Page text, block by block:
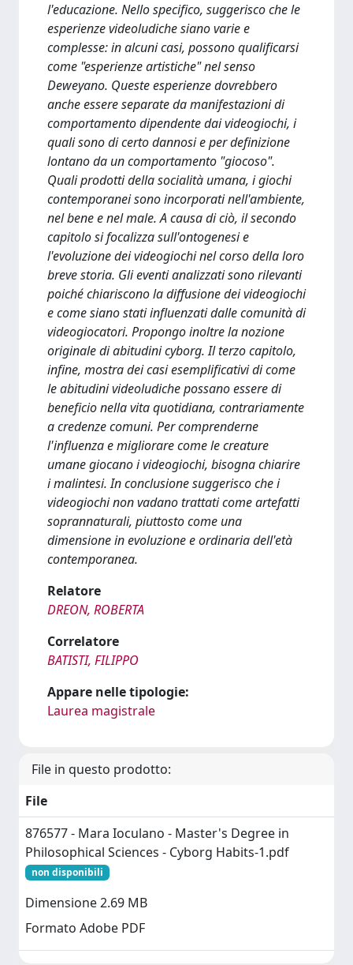
l'educazione. Nello specifico, suggerisco che le
esperienze videoludiche siano varie e
complesse: in alcuni casi, possono qualificarsi
come "esperienze artistiche" nel senso
Deweyano. Queste esperienze dovrebbero
anche essere separate da manifestazioni di
comportamento dipendente dai videogiochi, i
quali sono di certo dannosi e per definizione
lontano da un comportamento "giocoso".
Quali prodotti della socialità umana, i giochi
contemporanei sono incorporati nell'ambiente,
nel bene e nel male. A causa di ciò, il secondo
capitolo si focalizza sull'ontogenesi e
l'evoluzione dei videogiochi nel corso della loro
breve storia. Gli eventi analizzati sono rilevanti
poiché chiariscono la diffusione dei videogiochi
e come siano stati influenzati dalle comunità di
videogiocatori. Propongo inoltre la nozione
originale di abitudini cyborg. Il terzo capitolo,
infine, mostra dei casi esemplificativi di come
le abitudini videoludiche possano essere di
beneficio nella vita quotidiana, contrariamente
a credenze comuni. Per comprenderne
l'influenza e migliorare come le creature
umane giocano i videogiochi, bisogna chiarire
i malintesi. In conclusione suggerisco che i
videogiochi non vadano trattati come artefatti
soprannaturali, piuttosto come una
dimensione in evoluzione e ordinaria dell'età
contemporanea.
Relatore
DREON, ROBERTA
Correlatore
BATISTI, FILIPPO
Appare nelle tipologie:
Laurea magistrale
File in questo prodotto:
File
876577 - Mara Ioculano - Master's Degree in
Philosophical Sciences - Cyborg Habits-1.pdf
non disponibili
Dimensione 2.69 MB
Formato Adobe PDF